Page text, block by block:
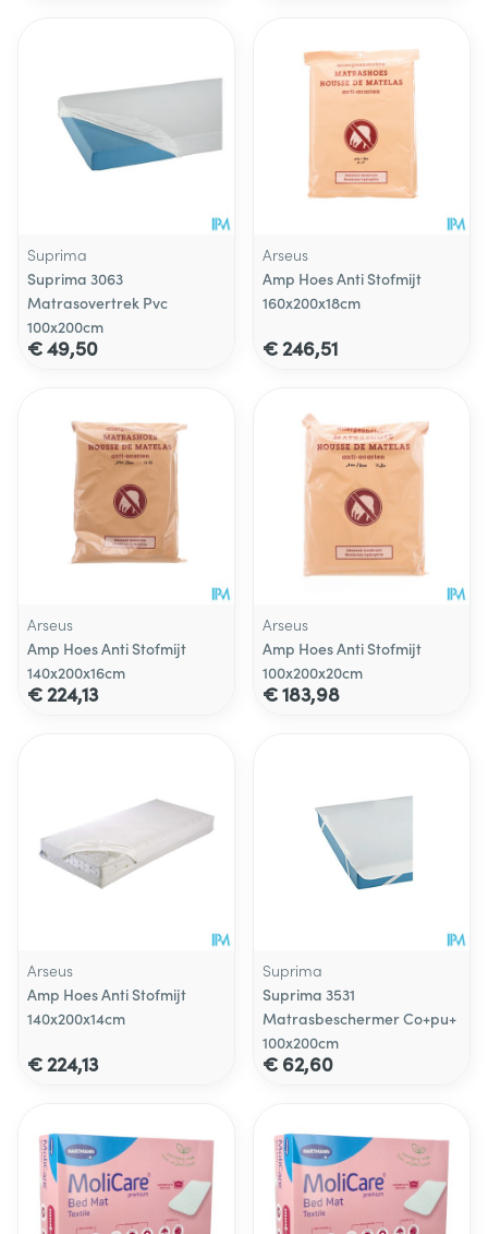
Suprima
Suprima 3063
Matrasovertrek Pvc
100x200cm
€ 49,50
Arseus
Amp Hoes Anti Stofmijt
160x200x18cm
€ 246,51
Arseus
Amp Hoes Anti Stofmijt
140x200x16cm
€ 224,13
Arseus
Amp Hoes Anti Stofmijt
100x200x20cm
€ 183,98
Arseus
Amp Hoes Anti Stofmijt
140x200x14cm
€ 224,13
Suprima
Suprima 3531
Matrasbeschermer Co+pu+
100x200cm
€ 62,60